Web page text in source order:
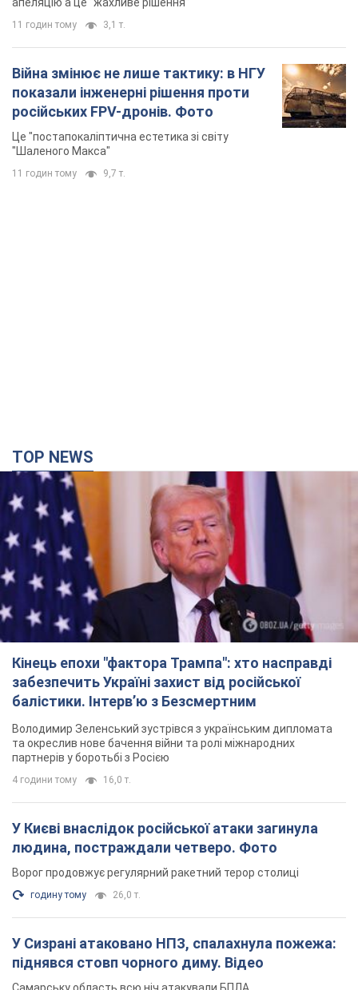
Кінець епохи "фактора Трампа": хто насправді
забезпечить Україні захист від російської
балістики. Інтерв’ю з Безсмертним
Володимир Зеленський зустрівся з українським дипломата
та окреслив нове бачення війни та ролі міжнародних
партнерів у боротьбі з Росією
4 години тому
У Києві внаслідок російської атаки загинула
людина, постраждали четверо. Фото
Ворог продовжує регулярний ракетний терор столиці
годину тому 26,0 т.
У Сизрані атаковано НПЗ, спалахнула пожежа:
піднявся стовп чорного диму. Відео
Самарську область всю ніч атакували БПЛА
4 години тому 3,1 т.